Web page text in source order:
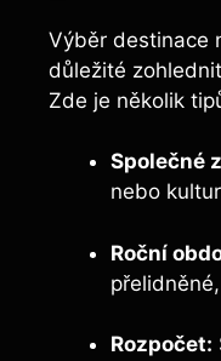
Výběr destinace
důležité
Zde je několik
Společné
nebo
Roční
Rozpočet: